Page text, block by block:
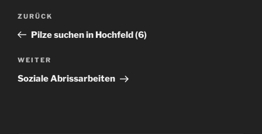
Beitragsnavigation
Vorheriger
Beitrag
ZURÜCK
Pilze suchen in Hochfeld (6)
Nächster
Beitrag
WEITER
Soziale Abrissarbeiten